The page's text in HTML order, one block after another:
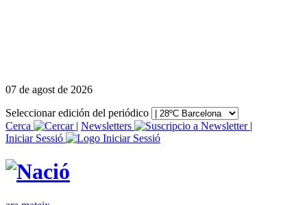
07 de agost de 2026
Seleccionar edición del periódico
Cerca
| Newsletters
|
Iniciar Sessió